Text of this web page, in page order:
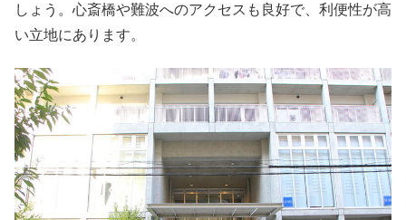
しょう。心斎橋や難波へのアクセスも良好で、利便性が高
い立地にあります。